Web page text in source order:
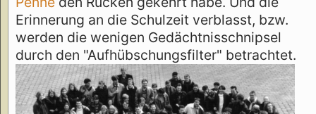
Erinnerung an die Schulzeit verblasst, bzw.
werden die wenigen Gedächtnisschnipsel
durch den "Aufhübschungsfilter" betrachtet.